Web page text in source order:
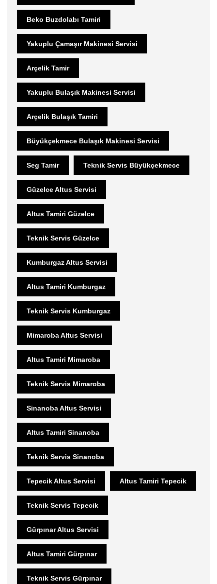
Beko Buzdolabı Tamiri
Yakuplu Çamaşır Makinesi Servisi
Arçelik Tamir
Yakuplu Bulaşık Makinesi Servisi
Arçelik Bulaşık Tamiri
Büyükçekmece Bulaşık Makinesi Servisi
Seg Tamir Teknik Servis Büyükçekmece
Güzelce Altus Servisi
Altus Tamiri Güzelce
Teknik Servis Güzelce
Kumburgaz Altus Servisi
Altus Tamiri Kumburgaz
Teknik Servis Kumburgaz
Mimaroba Altus Servisi
Altus Tamiri Mimaroba
Teknik Servis Mimaroba
Sinanoba Altus Servisi
Altus Tamiri Sinanoba
Teknik Servis Sinanoba
Tepecik Altus Servisi Altus Tamiri Tepecik
Teknik Servis Tepecik
Gürpınar Altus Servisi
Altus Tamiri Gürpınar
Teknik Servis Gürpınar